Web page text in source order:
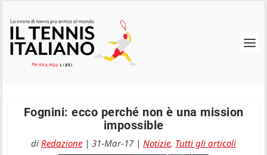
Fognini: ecco perché non è una mission
impossible
di Redazione | 31-Mar-17| Notizie, Tutti gli articoli